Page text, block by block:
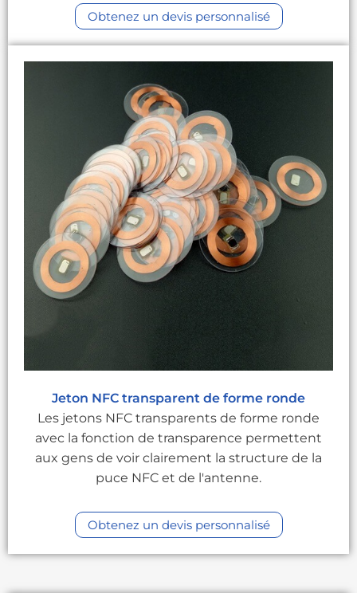
Obtenez un devis personnalisé
Jeton NFC transparent de forme ronde
Les jetons NFC transparents de forme ronde
avec la fonction de transparence permettent
aux gens de voir clairement la structure de la
puce NFC et de l'antenne.
Obtenez un devis personnalisé